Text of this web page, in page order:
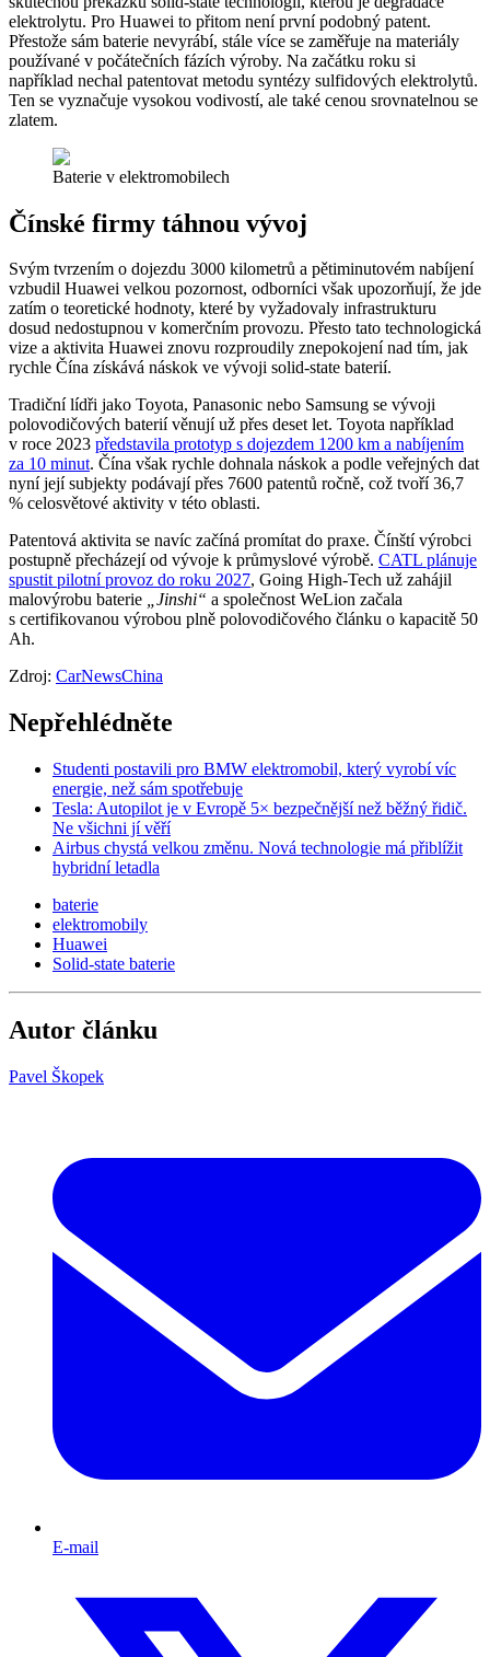
elektrolytu. Pro Huawei to přitom není první podobný patent.
Přestože sám baterie nevyrábí, stále více se zaměřuje na materiály
používané v počátečních fázích výroby. Na začátku roku si
například nechal patentovat metodu syntézy sulfidových elektrolytů.
Ten se vyznačuje vysokou vodivostí, ale také cenou srovnatelnou se
zlatem.
Baterie v elektromobilech
Čínské firmy táhnou vývoj
Svým tvrzením o dojezdu 3000 kilometrů a pětiminutovém nabíjení
vzbudil Huawei velkou pozornost, odborníci však upozorňují, že jde
zatím o teoretické hodnoty, které by vyžadovaly infrastrukturu
dosud nedostupnou v komerčním provozu. Přesto tato technologická
vize a aktivita Huawei znovu rozproudily znepokojení nad tím, jak
rychle Čína získává náskok ve vývoji solid-state baterií.
Tradiční lídři jako Toyota, Panasonic nebo Samsung se vývoji
polovodičových baterií věnují už přes deset let. Toyota například
v roce 2023 představila prototyp s dojezdem 1200 km a nabíjením
za 10 minut. Čína však rychle dohnala náskok a podle veřejných dat
nyní její subjekty podávají přes 7600 patentů ročně, což tvoří 36,7
% celosvětové aktivity v této oblasti.
Patentová aktivita se navíc začíná promítat do praxe. Čínští výrobci
postupně přecházejí od vývoje k průmyslové výrobě. CATL plánuje
spustit pilotní provoz do roku 2027, Going High-Tech už zahájil
malovýrobu baterie „Jinshi“ a společnost WeLion začala
s certifikovanou výrobou plně polovodičového článku o kapacitě 50
Ah.
Zdroj: CarNewsChina
Nepřehlédněte
Studenti postavili pro BMW elektromobil, který vyrobí víc
energie, než sám spotřebuje
Tesla: Autopilot je v Evropě 5× bezpečnější než běžný řidič.
Ne všichni jí věří
Airbus chystá velkou změnu. Nová technologie má přiblížit
hybridní letadla
baterie
elektromobily
Huawei
Solid-state baterie
Autor článku
Pavel Škopek
E-mail